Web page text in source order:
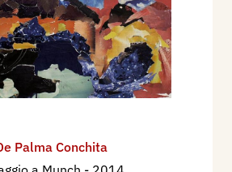
Palma Conchita